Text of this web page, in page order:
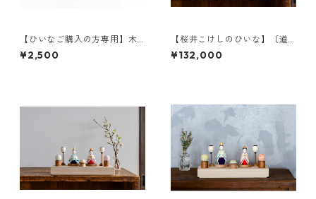
【ひいなご購入の方専用】木
札 名前のみ
¥2,500
【桜井こけしのひいな】〔道
具セット〕貴心松華〈座雛〉
松竹梅模様
¥132,000